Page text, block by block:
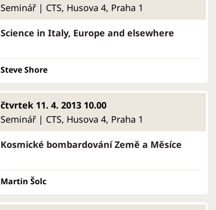
Seminář | CTS, Husova 4, Praha 1
Science in Italy, Europe and elsewhere
Steve Shore
čtvrtek 11. 4. 2013 10.00
Seminář | CTS, Husova 4, Praha 1
Kosmické bombardování Země a Měsíce
Martin Šolc